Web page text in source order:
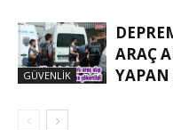
GÜVENLIK
ARAÇ
YAPAN